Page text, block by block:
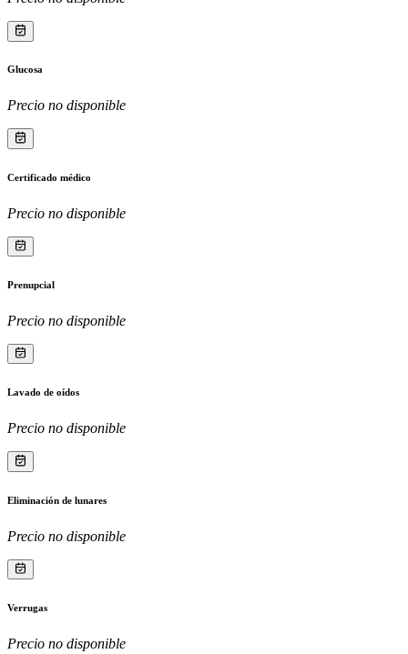
Glucosa
Precio no disponible
Certificado médico
Precio no disponible
Prenupcial
Precio no disponible
Lavado de oídos
Precio no disponible
Eliminación de lunares
Precio no disponible
Verrugas
Precio no disponible